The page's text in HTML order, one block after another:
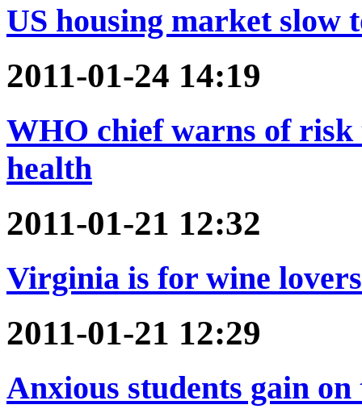
US housing market slow
2011-01-24 14:19
WHO chief warns of
health
2011-01-21 12:32
Virginia is for wine lovers
2011-01-21 12:29
Anxious students gain